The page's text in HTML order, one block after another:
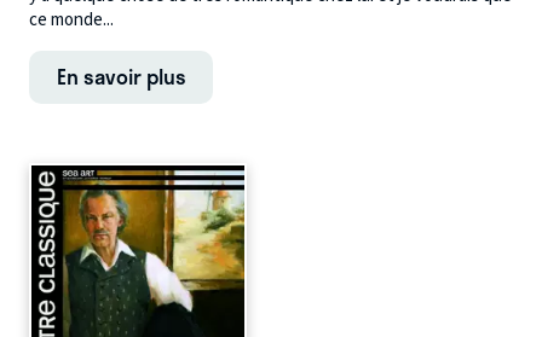
ce monde...
En savoir plus